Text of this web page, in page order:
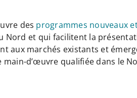
des programmes nouveaux
Nord et qui facilitent la
aux marchés existants et
d’œuvre qualifiée dans le